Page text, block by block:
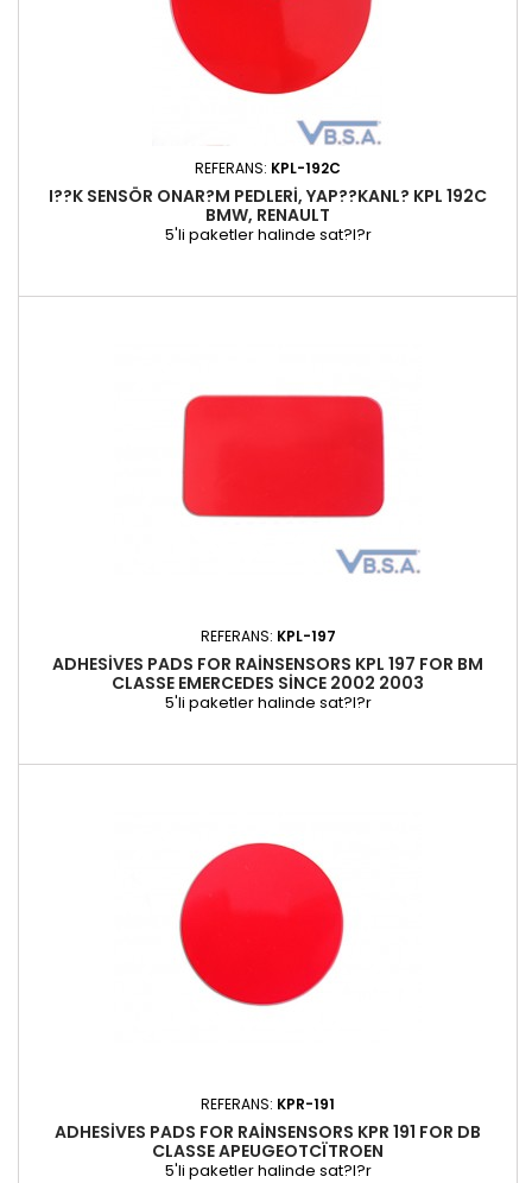
REFERANS: KPL-192C
I??K SENSÖR ONAR?M PEDLERI, YAP??KANL? KPL 192C
BMW, RENAULT
5'li paketler halinde sat?l?r
REFERANS: KPL-197
ADHESIVES PADS FOR RAINSENSORS KPL 197 FOR BM
CLASSE EMERCEDES SINCE 2002 2003
5'li paketler halinde sat?l?r
REFERANS: KPR-191
ADHESIVES PADS FOR RAINSENSORS KPR 191 FOR DB
CLASSE APEUGEOTCÏTROEN
5'li paketler halinde sat?l?r